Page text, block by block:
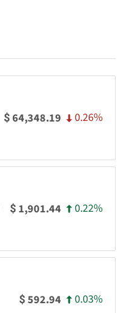
$64,348.19 0.26%
$ 1,901.44 0.22%
$592.94 0.03%